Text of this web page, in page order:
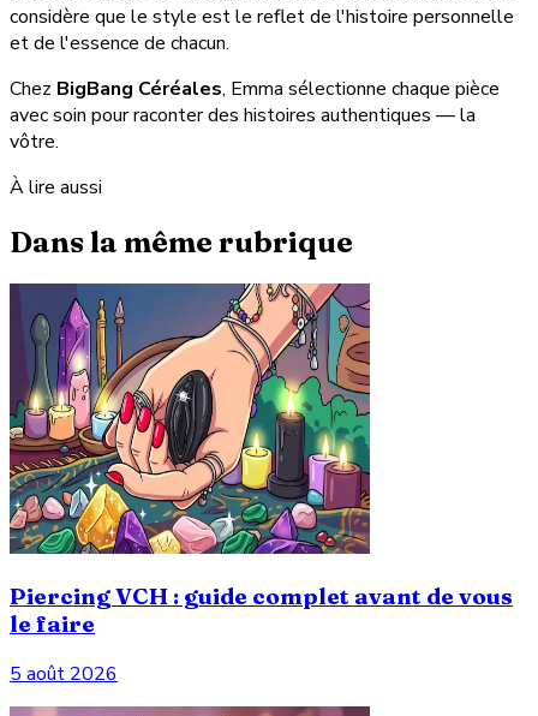
considère que le style est le reflet de l'histoire personnelle
et de l'essence de chacun.
Chez BigBang Céréales, Emma sélectionne chaque pièce
avec soin pour raconter des histoires authentiques — la
vôtre.
À lire aussi
Dans la même rubrique
Piercing VCH : guide complet avant de vous
le faire
5 août 2026